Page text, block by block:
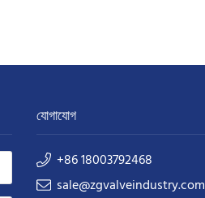
যোগাযোগ
+86 18003792468
sale@zgvalveindustry.com